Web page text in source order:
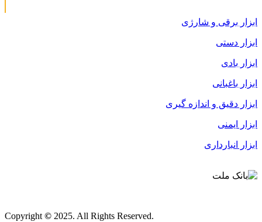
ابزار برقی و شارژی
ابزار دستی
ابزار بادی
ابزار باغبانی
ابزار دقیق و اندازه گیری
ابزار ایمنی
ابزار انبارداری
Copyright© 2025. All Rights Reserved.